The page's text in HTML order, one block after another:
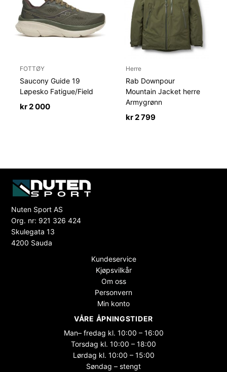
FOTTØY
Saucony Guide 19
Løpesko Fatigue/Field
kr 2 000
Herre
Rab Downpour
Mountain Jacket herre
Armygrønn
kr 2 799
Nuten Sport AS
Org. nr: 921 326 424
Skulegata 13
4200 Sauda
Kundeservice
Kjøpsvilkår
Om oss
Personvern
Min konto
VÅRE ÅPNINGSTIDER
Man– fredag kl. 10:00 – 16:00
Torsdag kl. 10:00 – 18:00
Lørdag kl. 10:00 – 15:00
Søndag – stengt